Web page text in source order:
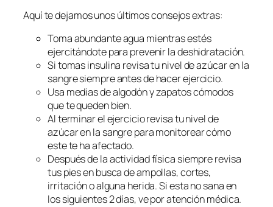
Aquí te dejamos unos últimos consejos extras:
Toma abundante agua mientras estés
ejercitándote para prevenir la deshidratación.
Si tomas insulina revisa tu nivel de azúcar en la
sangre siempre antes de hacer ejercicio.
Usa medias de algodón y zapatos cómodos
que te queden bien.
Al terminar el ejercicio revisa tu nivel de
azúcar en la sangre para monitorear cómo
este te ha afectado.
Después de la actividad física siempre revisa
tus pies en busca de ampollas, cortes,
irritación o alguna herida. Si esta no sana en
los siguientes 2 días, ve por atención médica.